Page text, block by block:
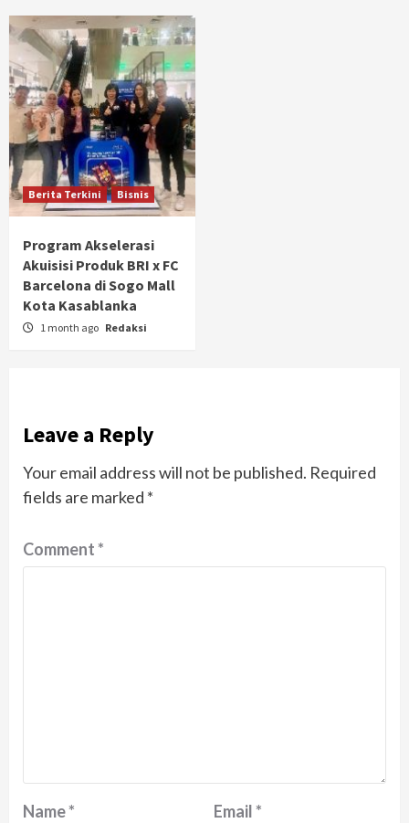
Berita Terkini Bisnis
Program Akselerasi
Akuisisi Produk BRI x FC
Barcelona di Sogo Mall
Kota Kasablanka
1 month ago Redaksi
Leave a Reply
Your email address will not be published. Required
fields are marked *
Comment*
Name* Email*